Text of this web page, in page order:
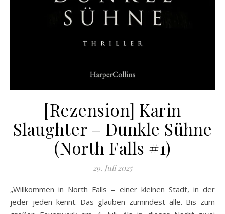
[Rezension] Karin
Slaughter – Dunkle Sühne
(North Falls #1)
29. Juli 2025
„Willkommen in North Falls – einer kleinen Stadt, in der
jeder jeden kennt. Das glauben zumindest alle. Bis zum